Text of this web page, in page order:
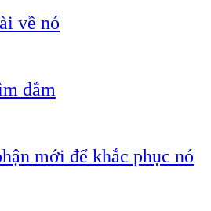
về nó
đắm
mới để khắc phục nó